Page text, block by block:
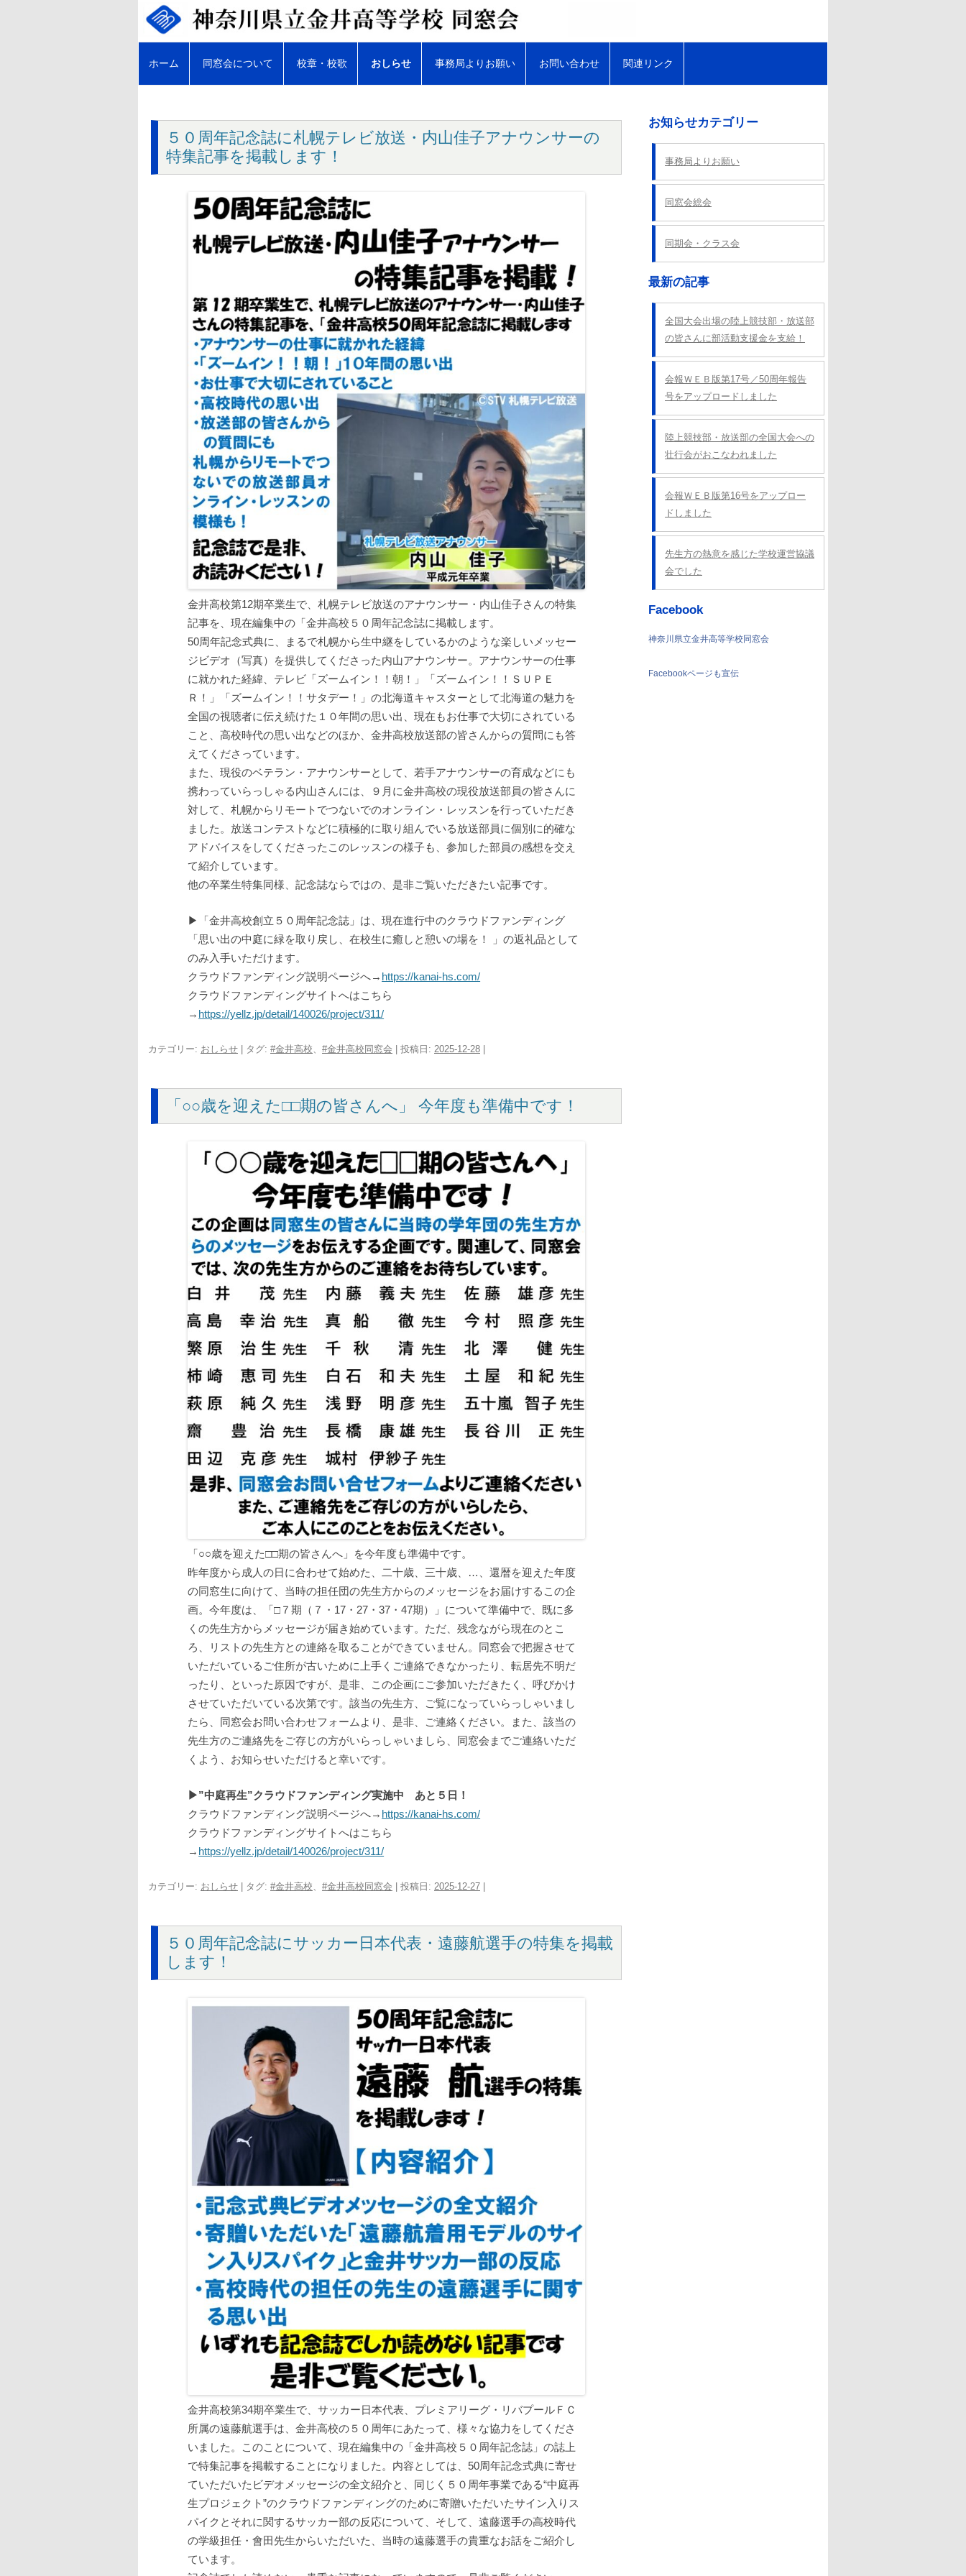
ン
テ
ツ
ッ
ホーム 同窓会について
金井高等学校同窓会会則
同窓会開催支援制度規約
慶弔規約
同窓会役員
校章・校歌 おしらせ
同期会・クラス会
事務局よりお願い お問い合わせ 関連リンク
５０周年記念誌に札幌テレビ放送・内山佳子アナウンサーの
特集記事を掲載します！
金井高校第12期卒業生で、札幌テレビ放送のアナウンサー・内山佳子さんの特集
記事を、現在編集中の「金井高校５０周年記念誌に掲載します。
50周年記念式典に、まるで札幌から生中継をしているかのような楽しいメッセー
ジビデオ（写真）を提供してくださった内山アナウンサー。アナウンサーの仕事
に就かれた経緯、テレビ「ズームイン！！朝！」「ズームイン！！ＳＵＰＥ
Ｒ！」「ズームイン！！サタデー！」の北海道キャスターとして北海道の魅力を
全国の視聴者に伝え続けた１０年間の思い出、現在もお仕事で大切にされている
こと、高校時代の思い出などのほか、金井高校放送部の皆さんからの質問にも答
えてくださっています。
また、現役のベテラン・アナウンサーとして、若手アナウンサーの育成などにも
携わっていらっしゃる内山さんには、９月に金井高校の現役放送部員の皆さんに
対して、札幌からリモートでつないでのオンライン・レッスンを行っていただき
ました。放送コンテストなどに積極的に取り組んでいる放送部員に個別に的確な
アドバイスをしてくださったこのレッスンの様子も、参加した部員の感想を交え
て紹介しています。
他の卒業生特集同様、記念誌ならではの、是非ご覧いただきたい記事です。
▶「金井高校創立５０周年記念誌」は、現在進行中のクラウドファンディング
「思い出の中庭に緑を取り戻し、在校生に癒しと憩いの場を！ 」の返礼品として
のみ入手いただけます。
クラウドファンディング説明ページへ→ https://kanai-hs.com/
クラウドファンディングサイトへはこちら
→ https://yellz.jp/detail/140026/project/311/
カテゴリー: おしらせ | タグ: #金井高校、 #金井高校同窓会 | 投稿日: 2025-12-28
「○○歳を迎えた□□期の皆さんへ」 今年度も準備中です！
「○○歳を迎えた□□期の皆さんへ」を今年度も準備中です。
昨年度から成人の日に合わせて始めた、二十歳、三十歳、…、還暦を迎えた年度
の同窓生に向けて、当時の担任団の先生方からのメッセージをお届けするこの企
画。今年度は、「□７期（７・17・27・37・47期）」について準備中で、既に多
くの先生方からメッセージが届き始めています。ただ、残念ながら現在のとこ
ろ、リストの先生方との連絡を取ることができていません。同窓会で把握させて
いただいているご住所が古いために上手くご連絡できなかったり、転居先不明だ
ったり、といった原因ですが、是非、この企画にご参加いただきたく、呼びかけ
させていただいている次第です。該当の先生方、ご覧になっていらっしゃいまし
たら、同窓会お問い合わせフォームより、是非、ご連絡ください。また、該当の
先生方のご連絡先をご存じの方がいらっしゃいましら、同窓会までご連絡いただ
くよう、お知らせいただけると幸いです。
▶”中庭再生”クラウドファンディング実施中 あと５日！
クラウドファンディング説明ページへ→ https://kanai-hs.com/
クラウドファンディングサイトへはこちら
→ https://yellz.jp/detail/140026/project/311/
カテゴリー: おしらせ | タグ: #金井高校、 #金井高校同窓会 | 投稿日: 2025-12-27
５０周年記念誌にサッカー日本代表・遠藤航選手の特集を掲載
します！
金井高校第34期卒業生で、サッカー日本代表、プレミアリーグ・リバプールＦＣ
所属の遠藤航選手は、金井高校の５０周年にあたって、様々な協力をしてくださ
いました。このことについて、現在編集中の「金井高校５０周年記念誌」の誌上
で特集記事を掲載することになりました。内容としては、50周年記念式典に寄せ
ていただいたビデオメッセージの全文紹介と、同じく５０周年事業である“中庭再
生プロジェクト”のクラウドファンディングのために寄贈いただいたサイン入りス
パイクとそれに関するサッカー部の反応について、そして、遠藤選手の高校時代
の学級担任・會田先生からいただいた、当時の遠藤選手の貴重なお話をご紹介し
ています。
お知らせカテゴリー
事務局よりお願い
同窓会総会
同期会・クラス会
最新の記事
全国大会出場の陸上競技部・放送部
の皆さんに部活動支援金を支給！
会報ＷＥＢ版第17号／50周年報告
号をアップロードしました
陸上競技部・放送部の全国大会への
壮行会がおこなわれました
会報ＷＥＢ版第16号をアップロー
ドしました
先生方の熱意を感じた学校運営協議
会でした
Facebook
神奈川県立金井高等学校同窓会
Facebookページも宣伝